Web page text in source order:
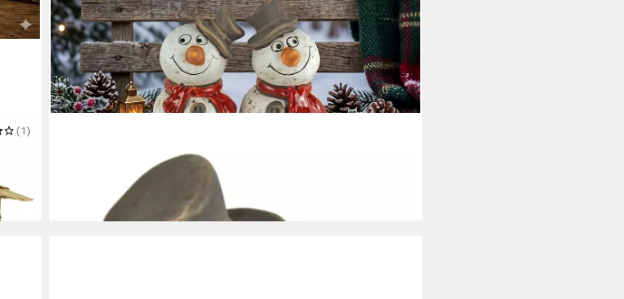
(1)
Dekofigur 2er Set urige Schneemänner
(7,90 €/ 1 Stk)
in 4-5 Werktagen bei dir